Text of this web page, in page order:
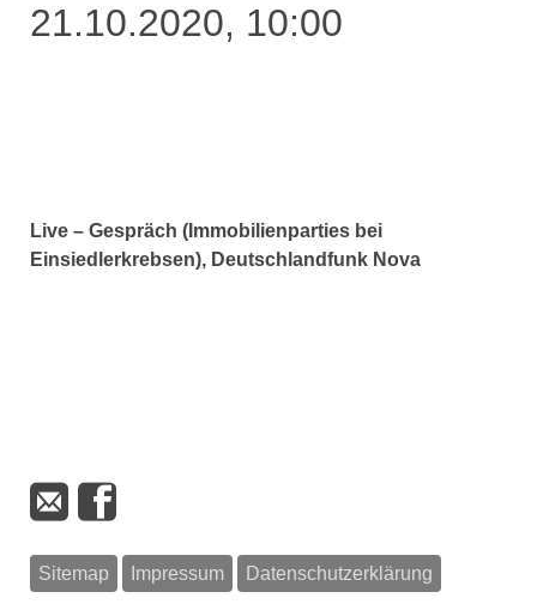
21.10.2020, 10:00
Live – Gespräch (Immobilienparties bei
Einsiedlerkrebsen), Deutschlandfunk Nova
Sitemap Impressum Datenschutzerklärung